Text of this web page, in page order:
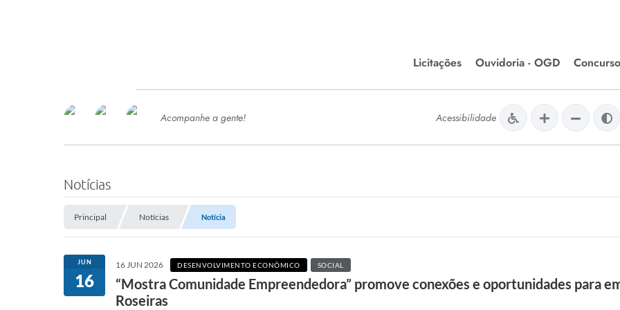
Licitações
Editais de Licitações
Chamamentos Públicos
Ouvidoria - OGD
SERVIÇOS
SEMED
Processo de Contratação -
Concursos e Processos Seletivos
Esporte
Meio Ambiente
Acompanhe a gente! Acessibilidade
Notícias
Principal Notícias Notícia
JUN
16
16 JUN 2026 DESENVOLVIMENTO ECONÔMICO SOCIAL
“Mostra Comunidade Empreendedora” promove conexões e oportunidades para
Roseiras